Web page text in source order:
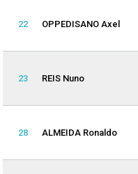
22 OPPEDISANO Axel
23 REIS Nuno
28 ALMEIDA Ronaldo